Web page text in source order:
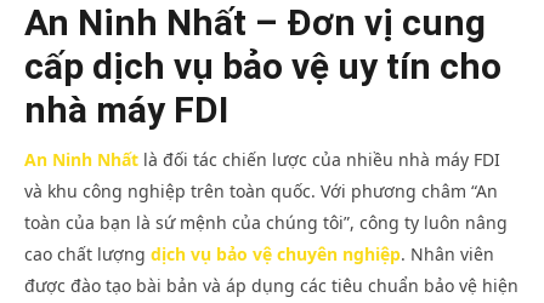
An Ninh Nhất – Đơn vị cung
cấp dịch vụ bảo vệ uy tín cho
nhà máy FDI
An Ninh Nhất là đối tác chiến lược của nhiều nhà máy FDI
và khu công nghiệp trên toàn quốc. Với phương châm “An
toàn của bạn là sứ mệnh của chúng tôi”, công ty luôn nâng
cao chất lượng dịch vụ bảo vệ chuyên nghiệp. Nhân viên
được đào tạo bài bản và áp dụng các tiêu chuẩn bảo vệ hiện